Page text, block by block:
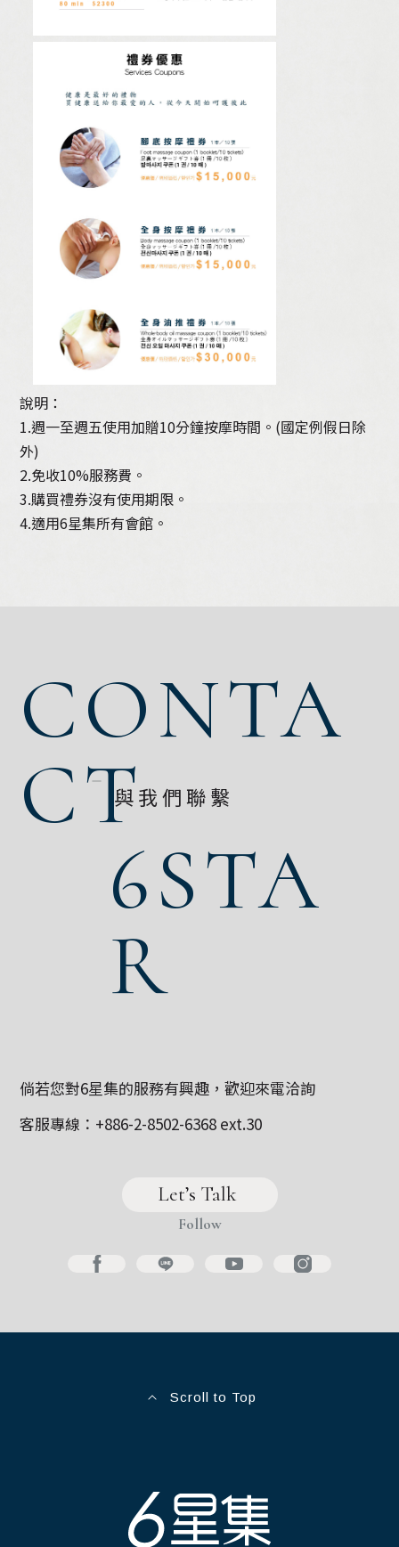
說明：
1.週一至週五使用加贈10分鐘按摩時間。(國定例假日除
外)
2.免收10%服務費。
3.購買禮券沒有使用期限。
4.適用6星集所有會館。
與我們聯繫
CONTA
CT
6STA
R
倘若您對6星集的服務有興趣，歡迎來電洽詢
客服專線： +886-2-8502-6368 ext.30
Let’s Talk
Follow
Scroll to Top